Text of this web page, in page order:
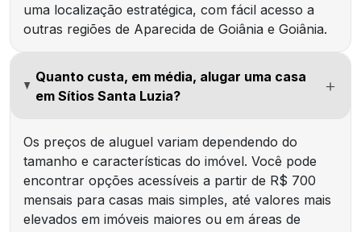
uma localização estratégica, com fácil acesso a
outras regiões de Aparecida de Goiânia e Goiânia.
Quanto custa, em média, alugar uma casa
em Sítios Santa Luzia?
Os preços de aluguel variam dependendo do
tamanho e características do imóvel. Você pode
encontrar opções acessíveis a partir de R$ 700
mensais para casas mais simples, até valores mais
elevados em imóveis maiores ou em áreas de